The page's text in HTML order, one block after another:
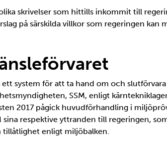
skrivelser som hittills inkommit till
på särskilda villkor som regeringen kan
system för att ta hand om och
SSM, enligt
2017 pågick huvudförhandling i
respektive yttranden till regeringen,
enligt miljöbalken.